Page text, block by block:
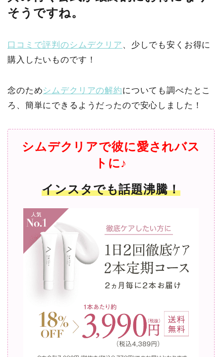
そうですね。
口コミで評判のシムデクリア 、少しでも安くお得に
購入したいものです！
念のためシムデクリアの解約についても調べたとこ
ろ、簡単にできるようだったので安心しました！
シムデクリアで彼に愛されバス
トに♪
インスタでも話題沸騰！